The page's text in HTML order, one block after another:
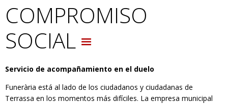
TANATORIO
CREMATORIO
CEMENTERIO
SERVICIOS FUNERARIOS
SERVICIOS DE CREMATORIO
SERVICIOS DE CEMENTERIO
DIFUSIÓN
NOTICIAS
ACCIONES
EMPRESA
CONTACTO
COMPROMISO
SOCIAL
Servicio de acompañamiento en el duelo
Funerària está al lado de los ciudadanos y ciudadanas de
Terrassa en los momentos más difíciles. La empresa municipal